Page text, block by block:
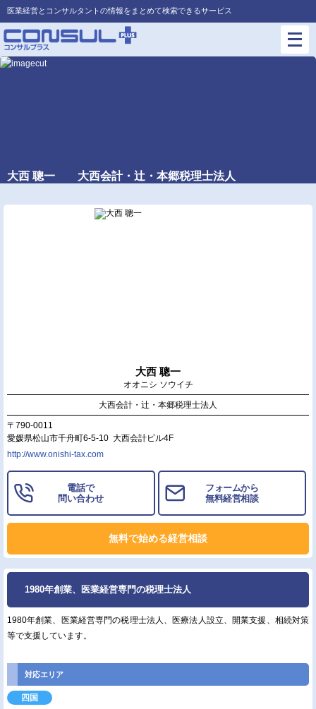
医業経営とコンサルタントの情報をまとめて検索できるサービス
大西 聰一 大西会計・辻・本郷税理士法人
大西 聰一
オオニシ ソウイチ
大西会計・辻・本郷税理士法人
〒790-0011
愛媛県松山市千舟町6-5-10 大西会計ビル4F
http://www.onishi-tax.com
電話で
問い合わせ
フォームから
無料経営相談
無料で始める経営相談
1980年創業、医業経営専門の税理士法人
1980年創業、医業経営専門の税理士法人、医療法人設立、開業支援、相続対策
等で支援しています。
対応エリア
四国